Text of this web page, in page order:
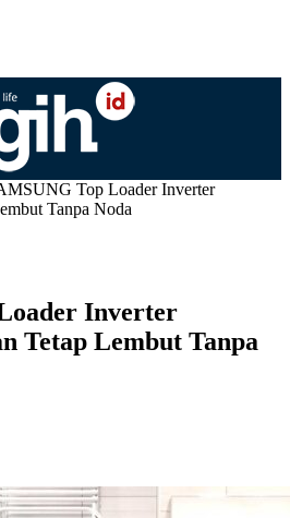
Top Loader Inverter
Tanpa Noda
Inverter
Tetap Lembut Tanpa